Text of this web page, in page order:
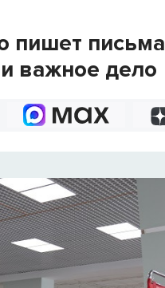
пишет письма
важное дело